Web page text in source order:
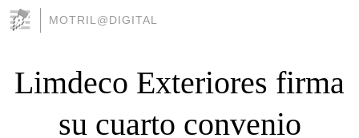
MOTRIL@DIGITAL
Limdeco Exteriores firma
su cuarto convenio